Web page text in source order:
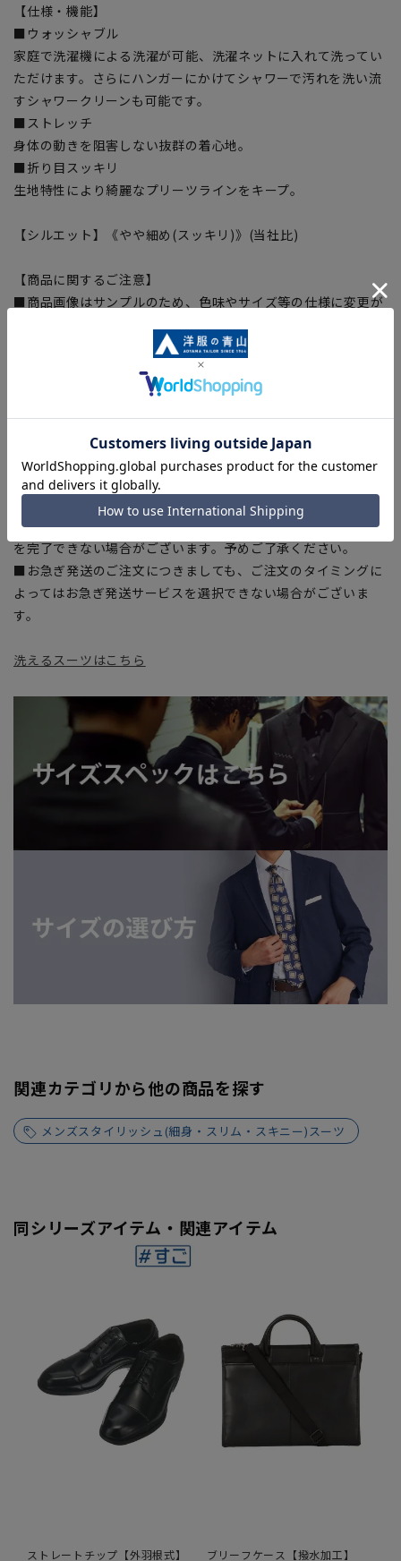
【仕様・機能】
■ウォッシャブル
家庭で洗濯機による洗濯が可能、洗濯ネットに入れて洗ってい
ただけます。さらにハンガーにかけてシャワーで汚れを洗い流
すシャワークリーンも可能です。
■ストレッチ
身体の動きを阻害しない抜群の着心地。
■折り目スッキリ
生地特性により綺麗なプリーツラインをキープ。
【シルエット】《やや細め(スッキリ)》(当社比)
【商品に関するご注意】
■商品画像はサンプルのため、色味やサイズ等の仕様に変更が
■ゆとり感には個人差があります。サイズ表を確認の上、ご購
入の目安としてご利用ください。
■ブラウザやお使いのモニター環境、室内外等の撮影時の環境
合がございます。
■生地や仕様・デザインにより、着用感や実際のサイズ表に若
干の誤差が生じる場合がございます。予めご了承ください。
■店舗や各モールサイトと商品在庫を共有しております関係
上、ご注文いただいたタイミングにより欠品が発生し、ご注文
を完了できない場合がございます。予めご了承ください。
■お急ぎ発送のご注文につきましても、ご注文のタイミングに
よってはお急ぎ発送サービスを選択できない場合がございま
す。
洗えるスーツはこちら
関連カテゴリから他の商品を探す
メンズスタイリッシュ(細身・スリム・スキニー)スーツ
同シリーズアイテム・関連アイテム
ストレートチップ【外羽根式】 ブリーフケース【撥水加工】